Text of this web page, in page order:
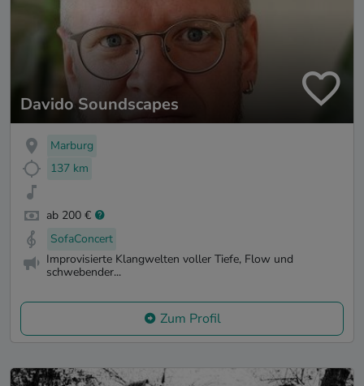
Davido Soundscapes
Marburg
137 km
ab 200 €
SofaConcert
Improvisierte Klangwelten voller Tiefe, Flow und
schwebender...
Zum Profil